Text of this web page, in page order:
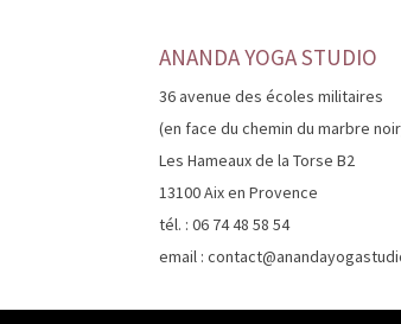
ANANDA YOGA STUDIO
36 avenue des écoles militaires
(en face du chemin du marbre
Les Hameaux de la Torse B2
13100 Aix en Provence
tél. : 06 74 48 58 54
email :